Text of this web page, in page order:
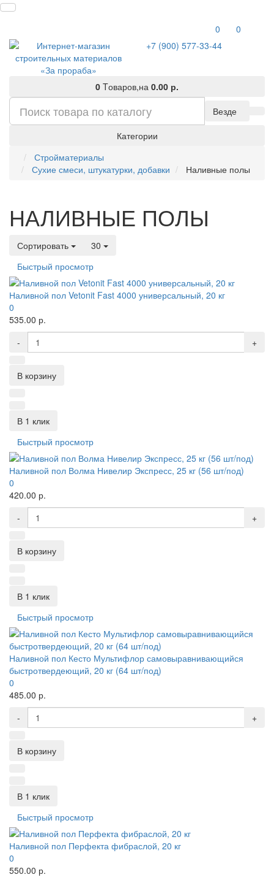
0
0
+7 (900) 577-33-44
0 Tоваров,на 0.00 р.
Везде
Категории
Стройматериалы
Сухие смеси, штукатурки, добавки
Наливные полы
НАЛИВНЫЕ ПОЛЫ
Сортировать
30
Быстрый просмотр
Наливной пол Vetonit Fast 4000 универсальный, 20 кг
0
535.00 р.
-
+
В корзину
В 1 клик
Быстрый просмотр
Наливной пол Волма Нивелир Экспресс, 25 кг (56 шт/под)
0
420.00 р.
-
+
В корзину
В 1 клик
Быстрый просмотр
Наливной пол Кесто Мультифлор самовыравнивающийся
быстротвердеющий, 20 кг (64 шт/под)
0
485.00 р.
-
+
В корзину
В 1 клик
Быстрый просмотр
Наливной пол Перфекта фибраслой, 20 кг
0
550.00 р.